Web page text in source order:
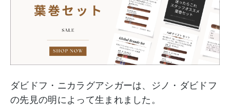
ダビドフ・ニカラグアシガーは、ジノ・ダビドフ
の先見の明によって生まれました。